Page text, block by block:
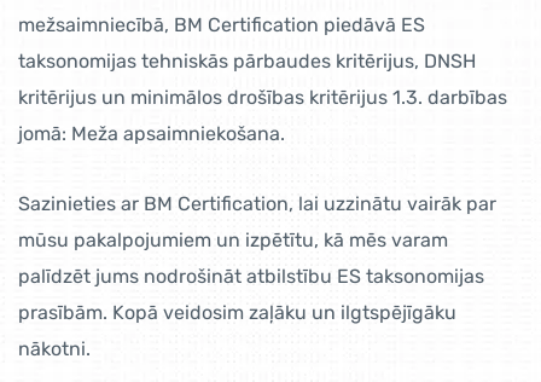
mežsaimniecībā, BM Certification piedāvā ES
taksonomijas tehniskās pārbaudes kritērijus, DNSH
kritērijus un minimālos drošības kritērijus 1.3. darbības
jomā: Meža apsaimniekošana.
Sazinieties ar BM Certification, lai uzzinātu vairāk par
mūsu pakalpojumiem un izpētītu, kā mēs varam
palīdzēt jums nodrošināt atbilstību ES taksonomijas
prasībām. Kopā veidosim zaļāku un ilgtspējīgāku
nākotni.